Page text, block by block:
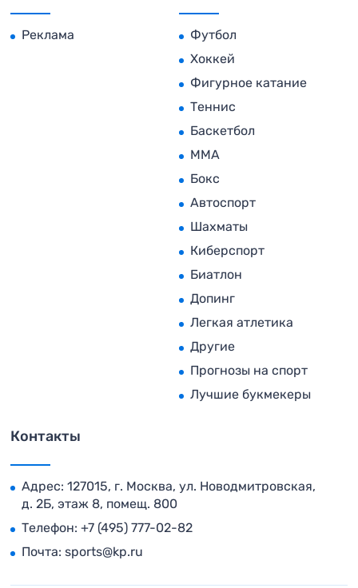
Реклама
Футбол
Хоккей
Фигурное катание
Теннис
Баскетбол
MMA
Бокс
Автоспорт
Шахматы
Киберспорт
Биатлон
Допинг
Легкая атлетика
Другие
Прогнозы на спорт
Лучшие букмекеры
Контакты
Адрес: 127015, г. Москва, ул. Новодмитровская,
д. 2Б, этаж 8, помещ. 800
Телефон: +7 (495) 777-02-82
Почта: sports@kp.ru